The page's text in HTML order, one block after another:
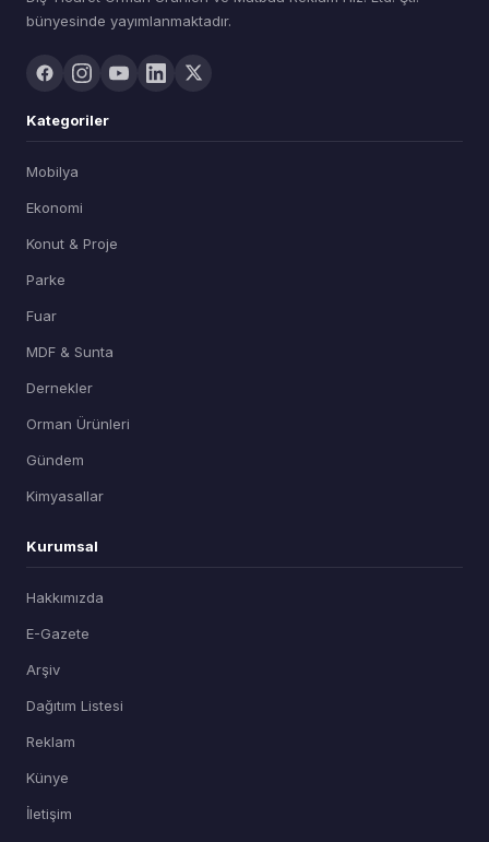
bünyesinde yayımlanmaktadır.
Kategoriler
Mobilya
Ekonomi
Konut & Proje
Parke
Fuar
MDF & Sunta
Dernekler
Orman Ürünleri
Gündem
Kimyasallar
Kurumsal
Hakkımızda
E-Gazete
Arşiv
Dağıtım Listesi
Reklam
Künye
İletişim